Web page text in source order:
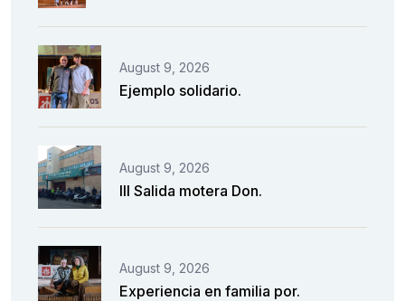
August 9, 2026
Ejemplo solidario.
August 9, 2026
III Salida motera Don.
August 9, 2026
Experiencia en familia por.